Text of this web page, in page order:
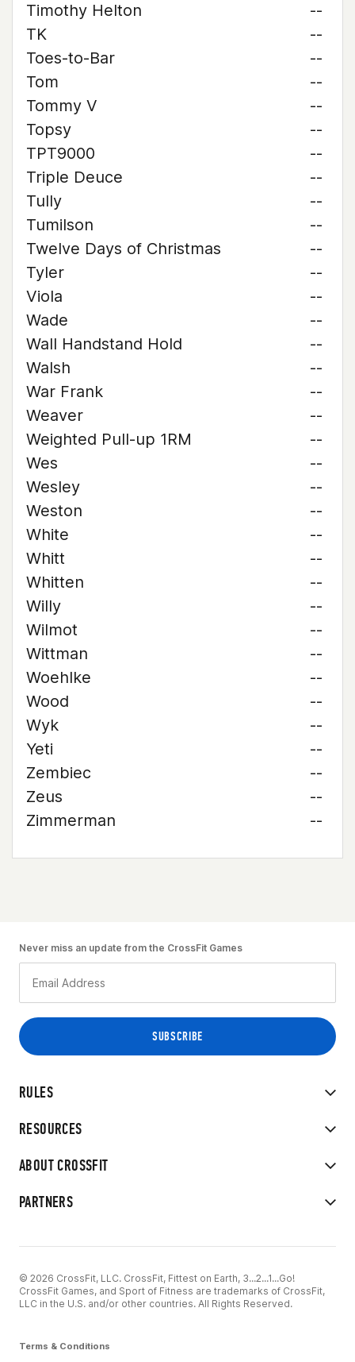
Timothy Helton
--
TK
--
Toes-to-Bar
--
Tom
--
Tommy V
--
Topsy
--
TPT9000
--
Triple Deuce
--
Tully
--
Tumilson
--
Twelve Days of Christmas
--
Tyler
--
Viola
--
Wade
--
Wall Handstand Hold
--
Walsh
--
War Frank
--
Weaver
--
Weighted Pull-up 1RM
--
Wes
--
Wesley
--
Weston
--
White
--
Whitt
--
Whitten
--
Willy
--
Wilmot
--
Wittman
--
Woehlke
--
Wood
--
Wyk
--
Yeti
--
Zembiec
--
Zeus
--
Zimmerman
--
RULES
RESOURCES
ABOUT CROSSFIT
PARTNERS
Never miss an update from the CrossFit Games
© 2026 CrossFit, LLC. CrossFit, Fittest on Earth, 3...2...1...Go!
CrossFit Games, and Sport of Fitness are trademarks of CrossFit,
LLC in the U.S. and/or other countries. All Rights Reserved.
Terms & Conditions